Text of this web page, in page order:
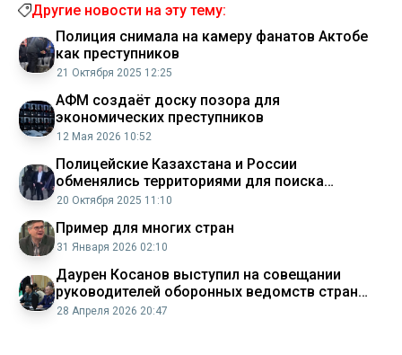
Другие новости на эту тему:
Полиция снимала на камеру фанатов Актобе
как преступников
21 Октября 2025 12:25
АФМ создаёт доску позора для
экономических преступников
12 Мая 2026 10:52
Полицейские Казахстана и России
обменялись территориями для поиска
преступников
20 Октября 2025 11:10
Пример для многих стран
31 Января 2026 02:10
Даурен Косанов выступил на совещании
руководителей оборонных ведомств стран
ШОС в Бишкеке
28 Апреля 2026 20:47